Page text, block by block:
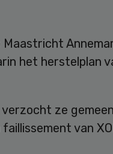
het herstelplan
ze
van